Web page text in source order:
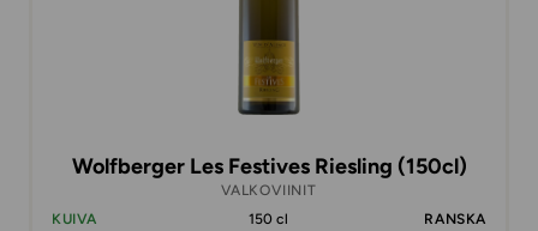
Wolfberger Les Festives Riesling (150cl)
VALKOVIINIT
KUIVA
150 cl RANSKA